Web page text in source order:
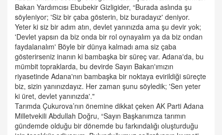
Bakan Yardımcısı Ebubekir Gizligider, “Burada aslında şu
söyleniyor; 'Siz bir çaba gösterin, biz buradayız' deniyor.
Yeter ki siz bir adım atın, devlet yanınızda ama şu devir yok;
'Devlet yapsın da biz onda bir rol oynayalım ya da biz ondan
faydalanalım' Böyle bir dünya kalmadı ama siz çaba
gösterirseniz inanın ki bambaşka bir süreç var. Adana'da, bu
mümbit topraklarda, bu devirde Sayın Bakan'ımızın
riyasetinde Adana'nın bambaşka bir noktaya evirildiği süreçte
biz, sizin yanınızdayız. Her zaman şunu söyledik; 'Sen yeter
ki üret, devlet yanınızda'."
Tarımda Çukurova’nın önemine dikkat çeken AK Parti Adana
Milletvekili Abdullah Doğru, “Sayın Başkanımıza tarımın
gündemde olduğu bir dönemde bu farkındalığı oluşturduğu